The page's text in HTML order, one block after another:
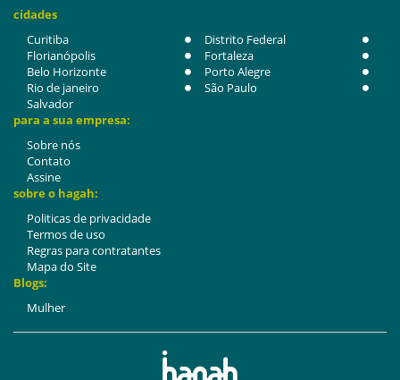
cidades
Curitiba
Distrito Federal
Florianópolis
Fortaleza
Belo Horizonte
Porto Alegre
Rio de janeiro
São Paulo
Salvador
para a sua empresa:
Sobre nós
Contato
Assine
sobre o hagah:
Politicas de privacidade
Termos de uso
Regras para contratantes
Mapa do Site
Blogs:
Mulher